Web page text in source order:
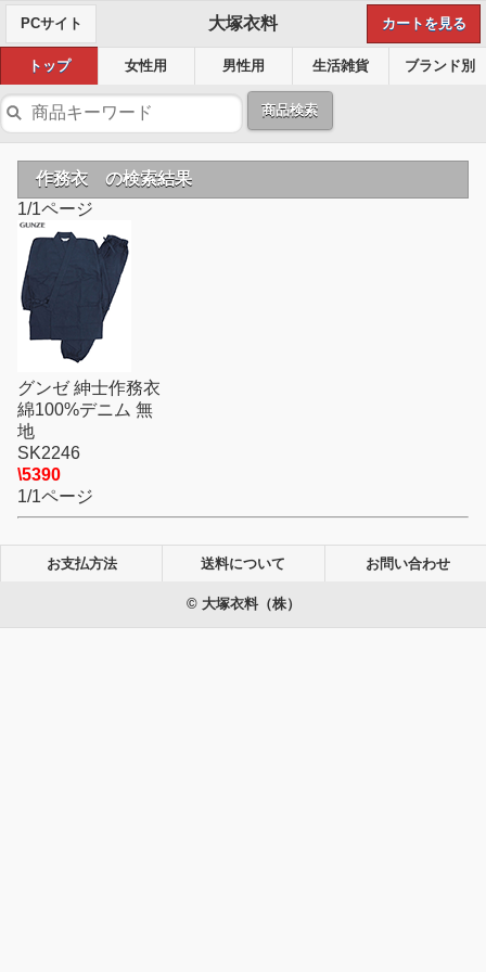
PCサイト 大塚衣料 カートを見る
トップ 女性用 男性用 生活雑貨 ブランド別
商品検索
作務衣 の検索結果
1/1ページ
グンゼ 紳士作務衣
綿100%デニム 無
地
SK2246
\5390
1/1ページ
お支払方法 送料について お問い合わせ
© 大塚衣料（株）